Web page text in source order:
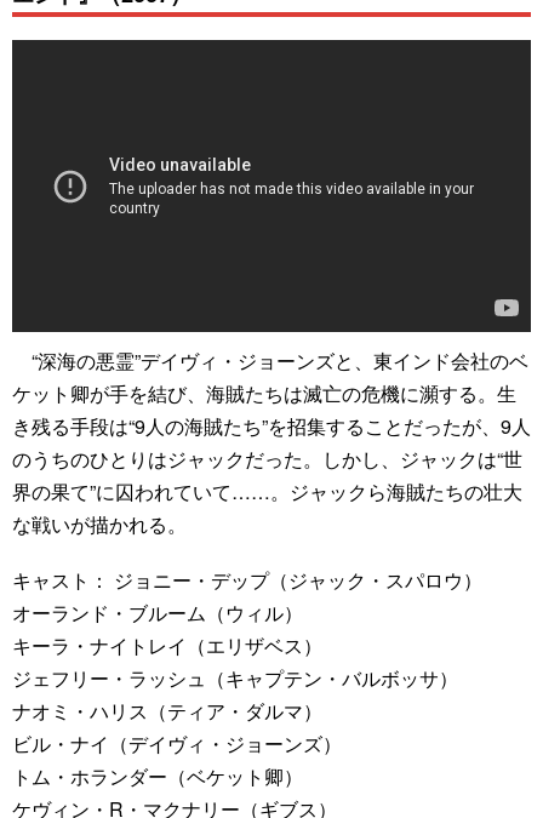
“深海の悪霊”デイヴィ・ジョーンズと、東インド会社のベ
ケット卿が手を結び、海賊たちは滅亡の危機に瀕する。生
き残る手段は“9人の海賊たち”を招集することだったが、9人
のうちのひとりはジャックだった。しかし、ジャックは“世
界の果て”に囚われていて……。ジャックら海賊たちの壮大
な戦いが描かれる。
キャスト： ジョニー・デップ（ジャック・スパロウ）
オーランド・ブルーム（ウィル）
キーラ・ナイトレイ（エリザベス）
ジェフリー・ラッシュ（キャプテン・バルボッサ）
ナオミ・ハリス（ティア・ダルマ）
ビル・ナイ（デイヴィ・ジョーンズ）
トム・ホランダー（ベケット卿）
ケヴィン・R・マクナリー（ギブス）